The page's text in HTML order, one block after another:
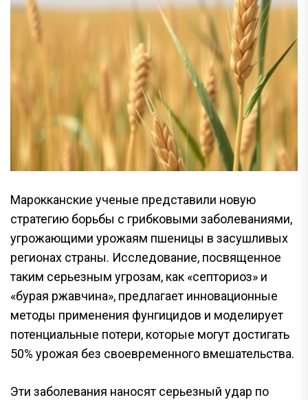
Марокканские ученые представили новую
стратегию борьбы с грибковыми заболеваниями,
угрожающими урожаям пшеницы в засушливых
регионах страны. Исследование, посвященное
таким серьезным угрозам, как «септориоз» и
«бурая ржавчина», предлагает инновационные
методы применения фунгицидов и моделирует
потенциальные потери, которые могут достигать
50% урожая без своевременного вмешательства.
Эти заболевания наносят серьезный удар по